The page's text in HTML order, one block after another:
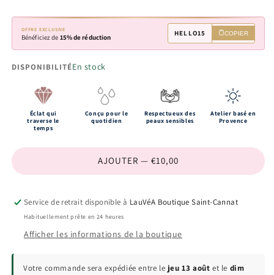
OFFRE EXCLUSIVE
Bénéficiez de 15% de réduction HELLO15 COPIER
DISPONIBILITÉEn stock
Éclat qui
traverse le
temps
Conçu pour le
quotidien
Respectueux des
peaux sensibles
Atelier basé en
Provence
AJOUTER — €10,00
Service de retrait disponible à LauVéA Boutique Saint-Cannat
Habituellement prête en 24 heures
Afficher les informations de la boutique
Votre commande sera expédiée entre le jeu 13 août et le dim